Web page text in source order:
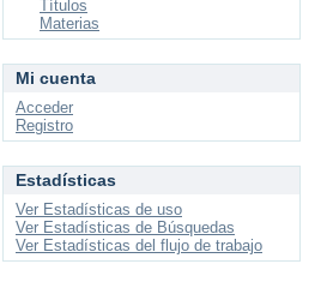
Títulos
Materias
Mi cuenta
Acceder
Registro
Estadísticas
Ver Estadísticas de uso
Ver Estadísticas de Búsquedas
Ver Estadísticas del flujo de trabajo